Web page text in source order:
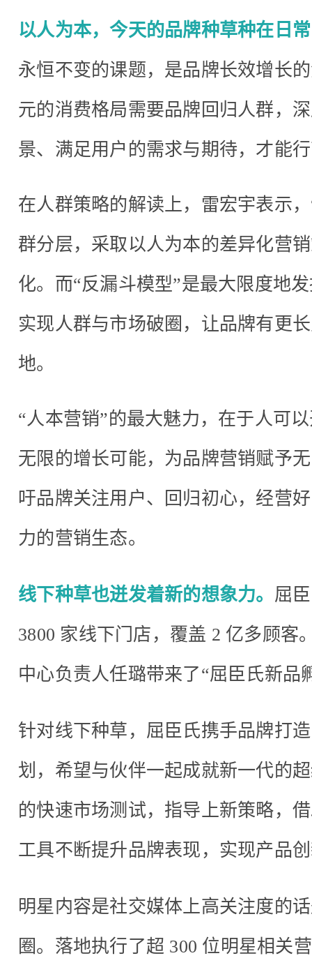
以人为本，今天的品牌种草种在日
永恒不变的课题，是品牌长效增长
元的消费格局需要品牌回归人群，
景、满足用户的需求与期待，才能
在人群策略的解读上，雷宏宇表示
群分层，采取以人为本的差异化营
化。而“反漏斗模型”是最大限度地
实现人群与市场破圈，让品牌有更
地。
“人本营销”的最大魅力，在于人可
无限的增长可能，为品牌营销赋予
吁品牌关注用户、回归初心，经营
力的营销生态。
线下种草也迸发着新的想象力。 屈
3800 家线下门店，覆盖 2 亿多顾客
中心负责人任璐带来了“屈臣氏新品
针对线下种草，屈臣氏携手品牌打
划，希望与伙伴一起成就新一代的
的快速市场测试，指导上新策略，
工具不断提升品牌表现，实现产品
明星内容是社交媒体上高关注度的
圈。落地执行了超 300 位明星相关